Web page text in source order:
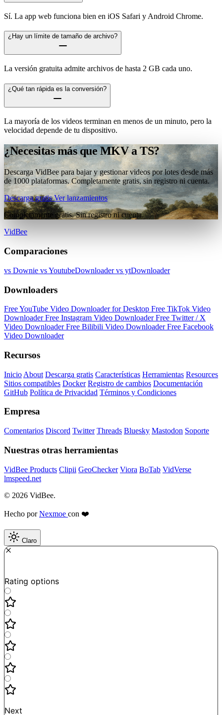
Sí. La app web funciona bien en iOS Safari y Android Chrome.
¿Hay un límite de tamaño de archivo?
La versión gratuita admite archivos de hasta 2 GB cada uno.
¿Qué tan rápida es la conversión?
La mayoría de los videos terminan en menos de un minuto, pero la
velocidad depende de tu dispositivo.
¿Necesitas más que MKV a TS?
Descarga VidBee para bajar y gestionar videos por lotes desde más
de 1000 plataformas. Completamente gratis, sin registro ni cuenta.
Descarga gratisVer lanzamientos
Completamente gratis. Sin registro ni cuenta.
VidBee
Comparaciones
vs Downie vs YoutubeDownloadervs ytDownloader
Downloaders
Free YouTube Video Downloader for Desktop Free TikTok Video
DownloaderFree Instagram Video DownloaderFree Twitter / X
Video DownloaderFree Bilibili Video DownloaderFree Facebook
Video Downloader
Recursos
Inicio About Descarga gratis Características Herramientas Resources
Sitios compatibles Docker Registro de cambios Documentación
GitHub Política de Privacidad Términos y Condiciones
Empresa
Comentarios Discord Twitter Threads Bluesky Mastodon Soporte
Nuestras otras herramientas
VidBee Products Clipii GeoChecker Viora BoTab VidVerse
lmspeed.net
© 2026 VidBee.
Hecho porNexmoe con ❤️
Claro
Rating options
Next